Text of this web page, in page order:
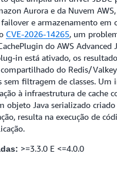
Aurora e da Nuvem
e armazenamento em
CVE-2026-14265, um
do AWS Advanced
in está ativado, os
do Redis/
sem filtragem de classes. Um
à infraestrutura de cache
objeto Java serializado
resulta na execução de
>=3.3.0 E <=4.0.0